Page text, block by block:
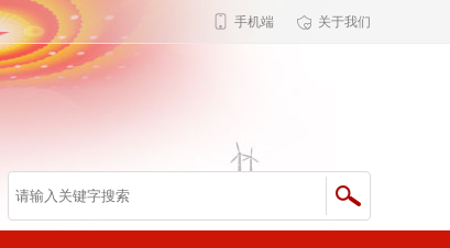
手机端 关于我们